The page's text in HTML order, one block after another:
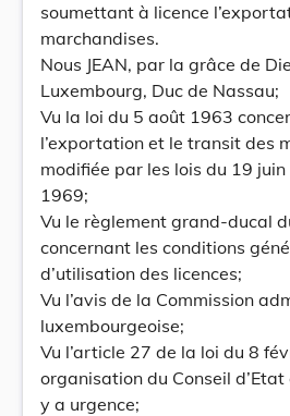
soumettant à licence
marchandises.
Nous JEAN, par la grâce de
Luxembourg, Duc de Nassau;
Vu la loi du 5 août 1963
l’exportation et le transit des
modifiée par les lois du 19
1969;
Vu le règlement grand-ducal
concernant les conditions
d’utilisation des licences;
Vu l’avis de la Commission
luxembourgeoise;
Vu l’article 27 de la loi du 8
organisation du Conseil
y a urgence;